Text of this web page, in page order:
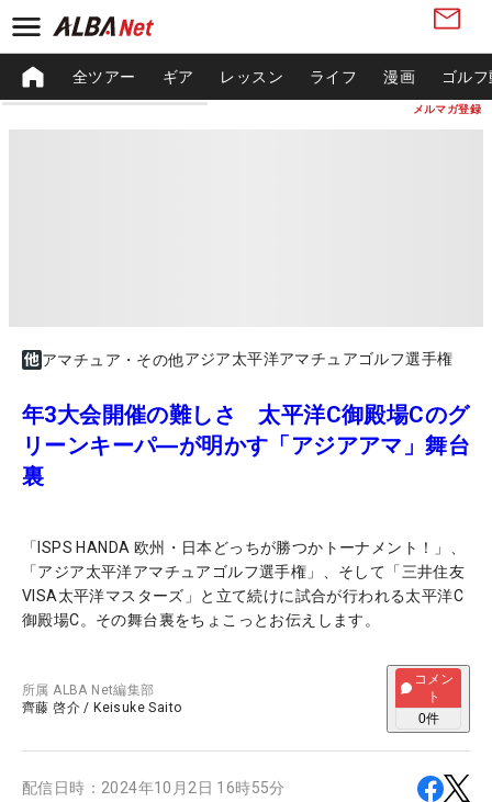
メルマガ登録
全ツアー ギア レッスン ライフ 漫画 ゴル
アマチュア・その他アジア太平洋アマチュアゴルフ選手権
年3大会開催の難しさ 太平洋C御殿場Cのグ
リーンキーパ―が明かす「アジアアマ」舞台
裏
「ISPS HANDA 欧州・日本どっちが勝つかトーナメント！」、
「アジア太平洋アマチュアゴルフ選手権」、そして「三井住友
VISA太平洋マスターズ」と立て続けに試合が行われる太平洋C
御殿場C。その舞台裏をちょこっとお伝えします。
所属ALBA Net編集部
齊藤 啓介 / Keisuke Saito
コメン
ト
0件
配信日時： 2024年10月2日 16時55分